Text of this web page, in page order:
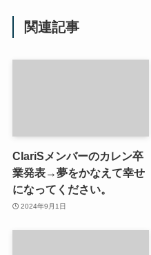
関連記事
ClariSメンバーのカレン卒
業発表→夢をかなえて幸せ
になってください。
2024年9月1日